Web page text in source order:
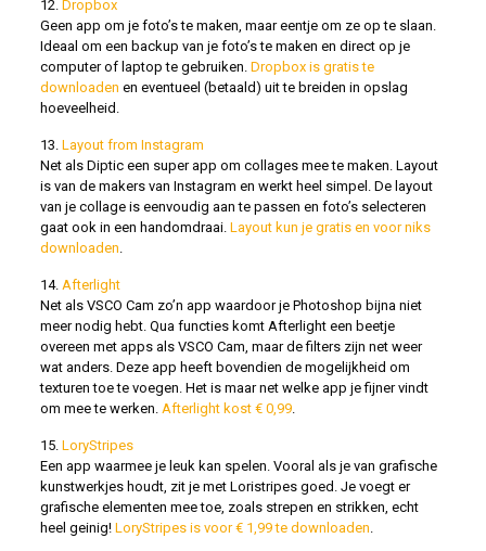
12. Dropbox
Geen app om je foto’s te maken, maar eentje om ze op te slaan.
Ideaal om een backup van je foto’s te maken en direct op je
computer of laptop te gebruiken. Dropbox is gratis te
downloaden en eventueel (betaald) uit te breiden in opslag
hoeveelheid.
13. Layout from Instagram
Net als Diptic een super app om collages mee te maken. Layout
is van de makers van Instagram en werkt heel simpel. De layout
van je collage is eenvoudig aan te passen en foto’s selecteren
gaat ook in een handomdraai. Layout kun je gratis en voor niks
downloaden
14. Afterlight
Net als VSCO Cam zo’n app waardoor je Photoshop bijna niet
meer nodig hebt. Qua functies komt Afterlight een beetje
overeen met apps als VSCO Cam, maar de filters zijn net weer
wat anders. Deze app heeft bovendien de mogelijkheid om
texturen toe te voegen. Het is maar net welke app je fijner vindt
om mee te werken. Afterlight kost € 0,99.
15. LoryStripes
Een app waarmee je leuk kan spelen. Vooral als je van grafische
kunstwerkjes houdt, zit je met Loristripes goed. Je voegt er
grafische elementen mee toe, zoals strepen en strikken, echt
heel geinig! LoryStripes is voor € 1,99 te downloaden